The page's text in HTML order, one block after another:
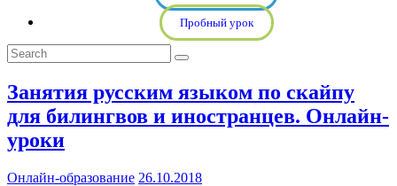
Пробный урок
Занятия русским языком по скайпу
для билингвов и иностранцев. Онлайн-
уроки
Онлайн-образование 26.10.2018